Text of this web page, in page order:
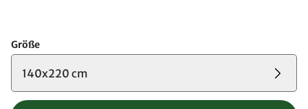
Größe
140x220 cm